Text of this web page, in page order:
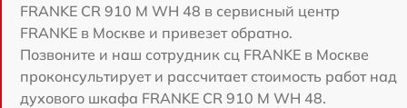
FRANKE CR 910 M WH 48 в сервисный центр
FRANKE в Москве и привезет обратно.
Позвоните и наш сотрудник сц FRANKE в Москве
проконсультирует и рассчитает стоимость работ над
духового шкафа FRANKE CR 910 M WH 48.